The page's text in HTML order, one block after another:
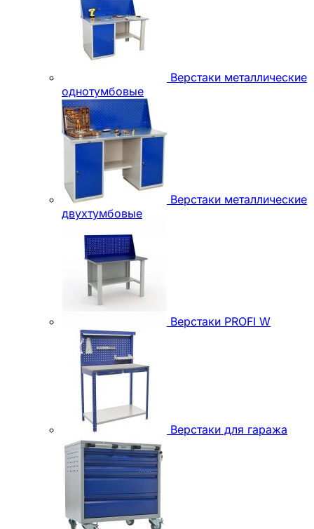
Верстаки металлические
однотумбовые
Верстаки металлические
двухтумбовые
Верстаки PROFI W
Верстаки для гаража